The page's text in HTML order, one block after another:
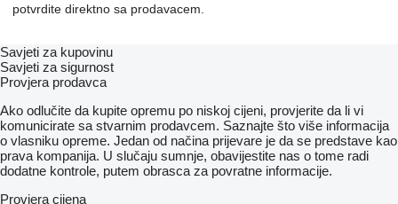
potvrdite direktno sa prodavacem.
Savjeti za kupovinu
Savjeti za sigurnost
Provjera prodavca
Ako odlučite da kupite opremu po niskoj cijeni, provjerite da li vi
komunicirate sa stvarnim prodavcem. Saznajte što više informacija
o vlasniku opreme. Jedan od načina prijevare je da se predstave kao
prava kompanija. U slučaju sumnje, obavijestite nas o tome radi
dodatne kontrole, putem obrasca za povratne informacije.
Provjera cijena